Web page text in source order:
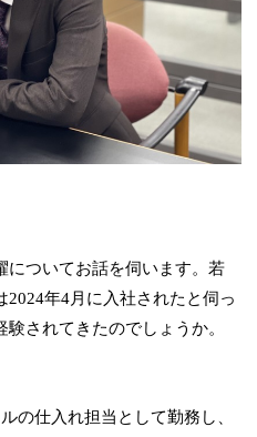
についてお話を伺います。若
年4月に入社されたと伺っ
されてきたのでしょうか。
の仕入れ担当として勤務し、